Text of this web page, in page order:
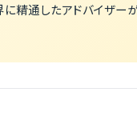
精通したアドバイザー